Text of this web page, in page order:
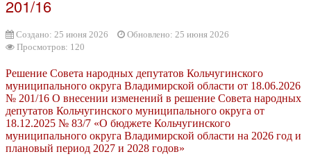
201/16
Создано: 25 июня 2026
Обновлено: 25 июня 2026
Просмотров: 120
Решение Совета народных депутатов Кольчугинского
муниципального округа Владимирской области от 18.06.2026
№ 201/16 О внесении изменений в решение Совета народных
депутатов Кольчугинского муниципального округа от
18.12.2025 № 83/7 «О бюджете Кольчугинского
муниципального округа Владимирской области на 2026 год и
плановый период 2027 и 2028 годов»